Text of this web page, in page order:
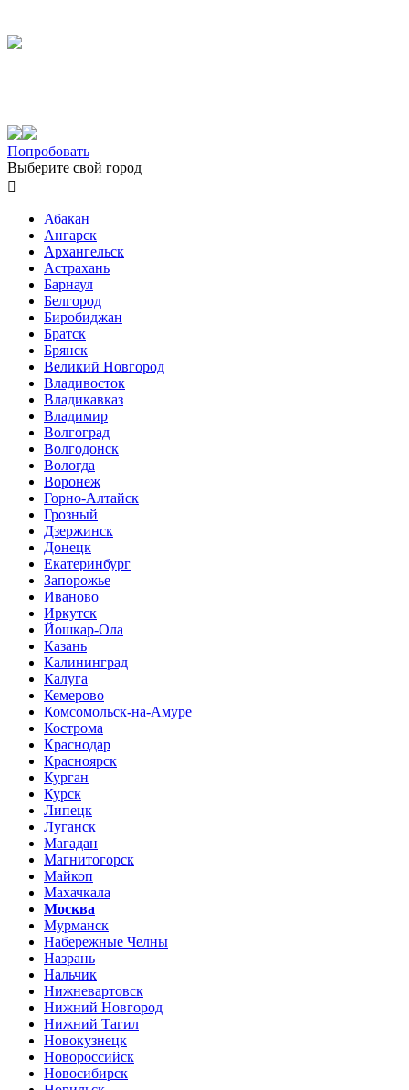
Попробовать
Выберите свой город

Абакан
Ангарск
Архангельск
Астрахань
Барнаул
Белгород
Биробиджан
Братск
Брянск
Великий Новгород
Владивосток
Владикавказ
Владимир
Волгоград
Волгодонск
Вологда
Воронеж
Горно-Алтайск
Грозный
Дзержинск
Донецк
Екатеринбург
Запорожье
Иваново
Иркутск
Йошкар-Ола
Казань
Калининград
Калуга
Кемерово
Комсомольск-на-Амуре
Кострома
Краснодар
Красноярск
Курган
Курск
Липецк
Луганск
Магадан
Магнитогорск
Майкоп
Махачкала
Москва
Мурманск
Набережные Челны
Назрань
Нальчик
Нижневартовск
Нижний Новгород
Нижний Тагил
Новокузнецк
Новороссийск
Новосибирск